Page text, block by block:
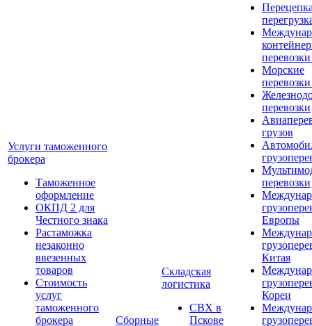
Услуги таможенного
брокера
Таможенное
оформление
ОКПД 2 для
Честного знака
Растаможка
незаконно
ввезенных
товаров
Стоимость
услуг
таможенного
брокера
Сборные
Складская
логистика
СВХ в
Пскове
Морские
перевозки
грузов
перевозки
Европы
Китая
Кореи